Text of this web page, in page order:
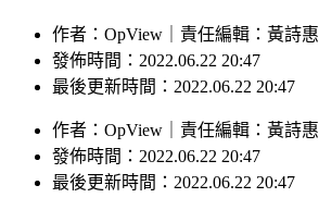
作者：OpView｜責任編輯：黃詩惠
發佈時間：2022.06.22 20:47
最後更新時間：2022.06.22 20:47
作者 ： OpView 責任編輯 ： 黃詩惠
發佈時間： 2022.06.22 20:47
最後更新時間： 2022.06.22 20:47